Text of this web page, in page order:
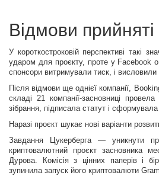
Відмови прийняті
У короткостроковій перспективі такі
ударом для проєкту, проте у Facebook
спонсори витримували тиск, і висловили
Після відмови ще однієї компанії,
складі 21 компанії-засновниці
зібрання, підписала статут і
Наразі проєкт шукає нові варіанти
Завдання Цукерберга — уникнути
криптовалютний проєкт засновника
Дурова. Комісія з цінних паперів і
зупинила запуск його криптовалюти